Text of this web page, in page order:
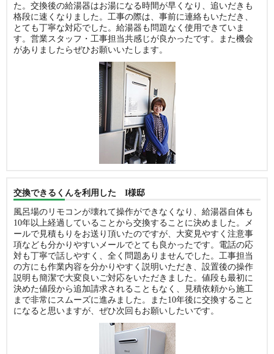
た。交換後の給湯器はお湯になる時間が早くなり、追いだきも
格段に速くなりました。工事の際は、事前に連絡もいただき、
とても丁寧な対応でした。給湯器も問題なく使用できていま
す。営業スタッフ・工事担当共感じが良かったです。また機会
がありましたらぜひお願いいたします。
交換できるくんを利用した I様邸
風呂場のリモコンが壊れて操作ができなくなり、給湯器自体も
10年以上経過していることから交換することに決めました。メ
ールで見積もりをお送り頂いたのですが、大変見やすく注意事
項なども分かりやすいメールでとても良かったです。電話の応
対も丁寧で話しやすく、全く問題ありませんでした。工事担当
の方にも作業内容を分かりやすく説明いただき、設置後の操作
説明も簡潔で大変良いご対応をいただきました。値段も最初に
決めた値段から追加請求されることもなく、見積依頼から施工
まで非常にスムーズに進みました。また10年後に交換すること
になると思いますが、ぜひ次回もお願いしたいです。